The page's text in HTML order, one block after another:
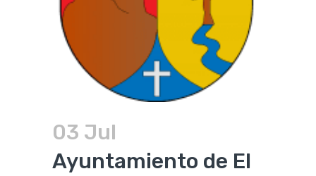
03 Jul
Ayuntamiento de El